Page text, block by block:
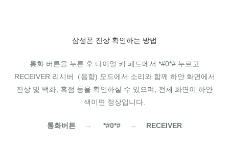
삼성폰 잔상 확인하는 방법
통화 버튼을 누른 후 다이얼 키 패드에서 *#0*# 누르고
RECEIVER 리시버（음향) 모드에서 소리와 함께 하얀 화면에서
잔상 및 백화, 흑점 등을 확인하실 수 있으며, 전체 화면이 하얀
색이면 정상입니다.
통화버튼 → *#0*# → RECEIVER